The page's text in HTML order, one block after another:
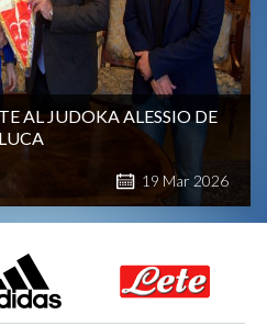
AL JUDOKA ALESSIO DE
LUCA
19 Mar 2026